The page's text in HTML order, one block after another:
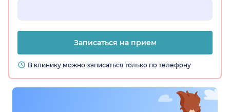
Записаться на прием
В клинику можно записаться только по телефону